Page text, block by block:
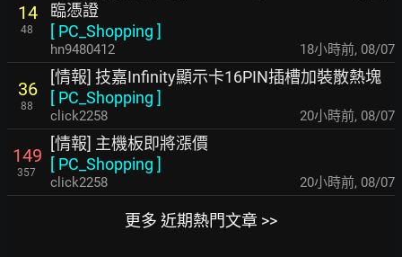
14
48
臨憑證
[ PC_Shopping ]
hn9480412 18小時前, 08/07
36
88
[情報] 技嘉Infinity顯示卡16PIN插槽加裝散熱塊
[ PC_Shopping ]
click2258 20小時前, 08/07
149
357
[情報] 主機板即將漲價
[ PC_Shopping ]
click2258 20小時前, 08/07
更多 近期熱門文章 >>